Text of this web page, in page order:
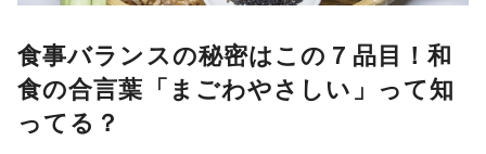
食事バランスの秘密はこの７品目！和
食の合言葉「まごわやさしい」って知
ってる？